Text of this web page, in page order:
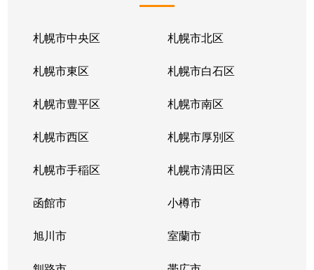
札幌市中央区 札幌市北区
札幌市東区 札幌市白石区
札幌市豊平区 札幌市南区
札幌市西区 札幌市厚別区
札幌市手稲区 札幌市清田区
函館市 小樽市
旭川市 室蘭市